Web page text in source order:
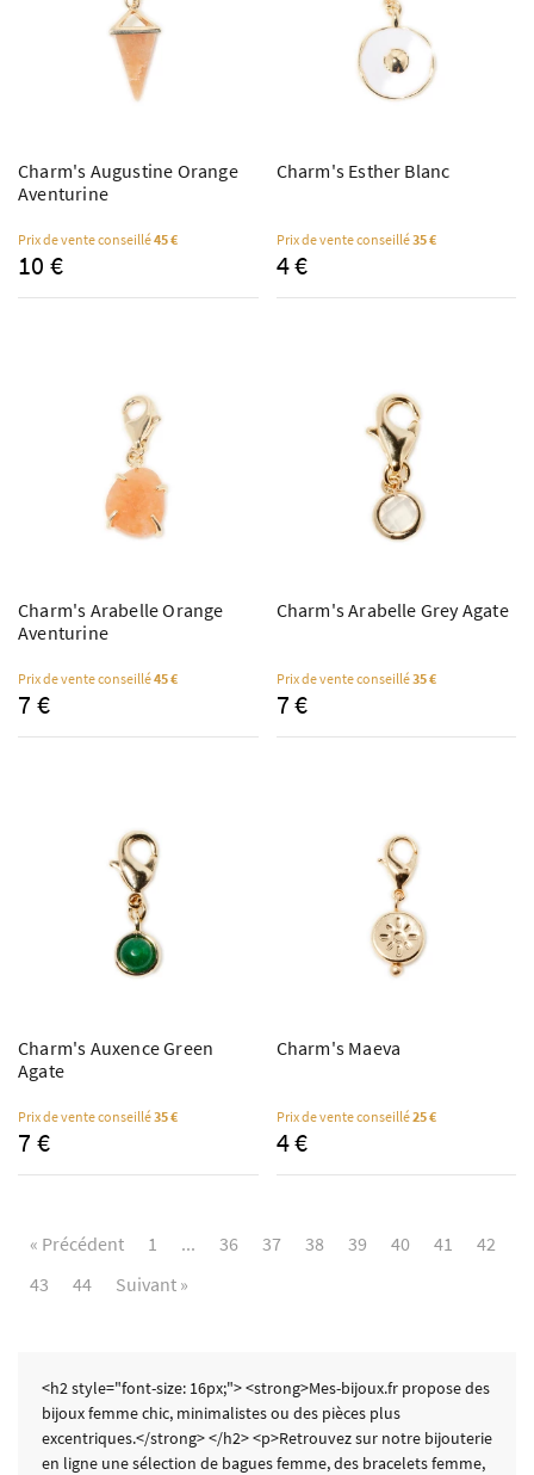
Charm's Augustine Orange
Aventurine
Prix de vente conseillé45 €
10 €
Charm's Esther Blanc
Prix de vente conseillé35 €
4 €
Charm's Arabelle Orange
Aventurine
Prix de vente conseillé45 €
7 €
Charm's Arabelle Grey Agate
Prix de vente conseillé35 €
7 €
Charm's Auxence Green
Agate
Prix de vente conseillé35 €
7 €
Charm's Maeva
Prix de vente conseillé25 €
4 €
« Précédent 1 ... 36 37 38 39 40 41
42
43
44 Suivant »
<h2 style="font-size: 16px;"> <strong>Mes-bijoux.fr propose des
bijoux femme chic, minimalistes ou des pièces plus
excentriques.</strong> </h2> <p>Retrouvez sur notre bijouterie
en ligne une sélection de bagues femme, des bracelets femme,